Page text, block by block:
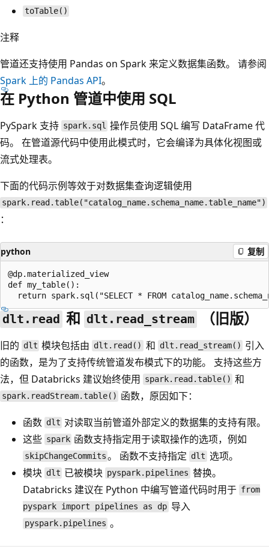
toTable()
注释
管道还支持使用 Pandas on Spark 来定义数据集函数。 请参阅
Spark 上的 Pandas API。
在 Python 管道中使用 SQL
PySpark 支持 spark.sql 操作员使用 SQL 编写 DataFrame 代
码。 在管道源代码中使用此模式时，它会编译为具体化视图或
流式处理表。
下面的代码示例等效于对数据集查询逻辑使用
spark.read.table("catalog_name.schema_name.table_name")
：
python 复制
@dp.materialized_view
def my_table():
dlt.read 和 dlt.read_stream （旧版）
旧的 dlt 模块包括由 dlt.read() 和 dlt.read_stream() 引入
的函数，是为了支持传统管道发布模式下的功能。 支持这些方
法，但 Databricks 建议始终使用 spark.read.table() 和
spark.readStream.table() 函数，原因如下：
函数 dlt 对读取当前管道外部定义的数据集的支持有限。
这些 spark 函数支持指定用于读取操作的选项，例如
skipChangeCommits 。 函数不支持指定 dlt 选项。
模块 dlt 已被模块 pyspark.pipelines 替换。
Databricks 建议在 Python 中编写管道代码时用于 from
pyspark import pipelines as dp 导入
pyspark.pipelines 。